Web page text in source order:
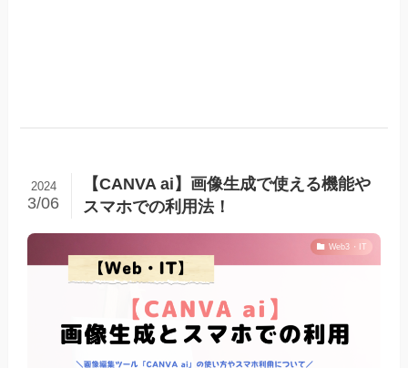
【CANVA ai】画像生成で使える機能や
スマホでの利用法！
2024
3/06
Web3・IT